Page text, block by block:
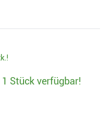
!
Stück verfügbar!